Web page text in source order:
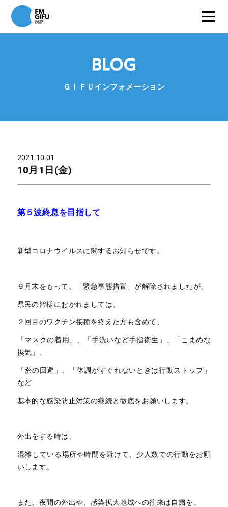
ＧＩＦＵインフォメーション
2021.10.01
10月1日(金)
第５波終息を目指して
新型コロナウイルスに関するお知らせです。
９月末をもって、「緊急事態措置」が解除されましたが、
県民の皆様におかれましては、
２回目のワクチン接種を終えた方も含めて、
「マスクの着用」、「手洗いなど手指衛生」、「こまめな
換気」、
「密の回避」、「体調がすぐれないときは行動ストップ」
など
基本的な感染防止対策の継続と徹底をお願いします。
外出をする時は、
混雑している場所や時間を避けて、少人数での行動をお願
いします。
また、夜間の外出や、感染拡大地域への往来は自粛を。